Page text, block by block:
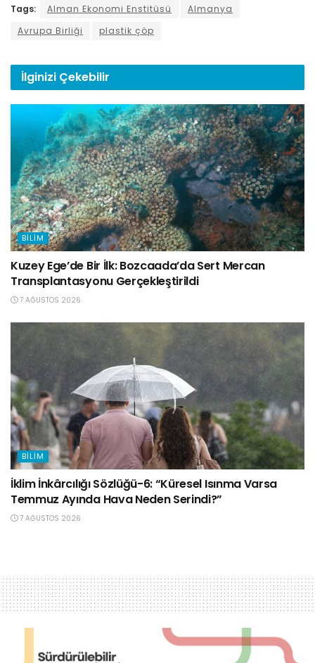
Tags: Alman Ekonomi Enstitüsü
Almanya
Avrupa Birliği
plastik çöp
İlginizi Çekebilir
BILIM
Kuzey Ege’de Bir İlk: Bozcaada’da Sert Mercan
Transplantasyonu Gerçekleştirildi
7 AĞUSTOS 2026
BILIM
İklim İnkârcılığı Sözlüğü-6: “Küresel Isınma Varsa
Temmuz Ayında Hava Neden Serindi?”
7 AĞUSTOS 2026